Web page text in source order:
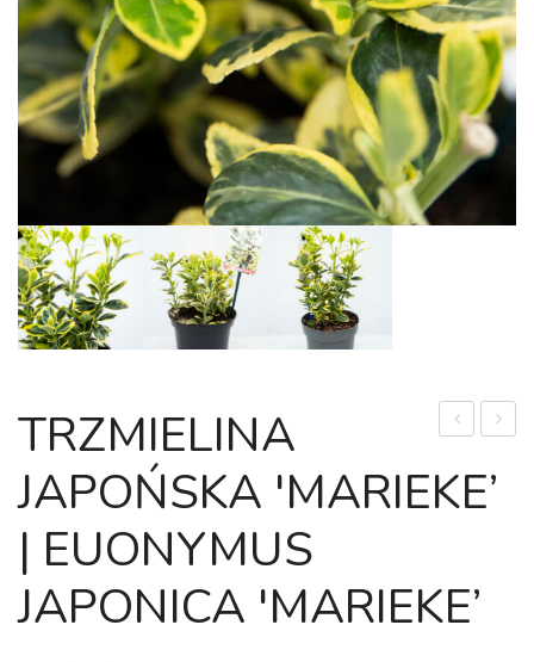
'KATHY’
JAPONICA
'KATHY’
TRZMIELINA
JAPOŃSKA 'MARIEKE’
| EUONYMUS
JAPONICA 'MARIEKE’